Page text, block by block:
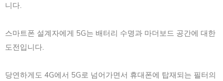
니다.
스마트폰 설계자에게 5G는 배터리 수명과 마더보드 공간에 대한
도전입니다.
당연하게도 4G에서 5G로 넘어가면서 휴대폰에 탑재되는 필터의